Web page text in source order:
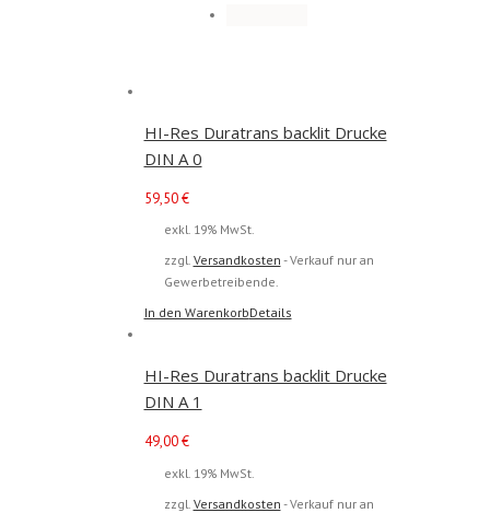
HI-Res Duratrans backlit Drucke
DIN A 0
59,50€
exkl. 19% MwSt.
zzgl. Versandkosten - Verkauf nur an
Gewerbetreibende.
In den WarenkorbDetails
HI-Res Duratrans backlit Drucke
DIN A 1
49,00€
exkl. 19% MwSt.
zzgl. Versandkosten - Verkauf nur an